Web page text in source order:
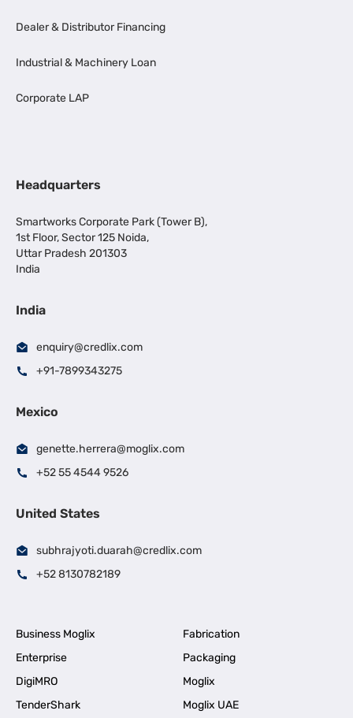
Dealer & Distributor Financing
Industrial & Machinery Loan
Corporate LAP
Headquarters
Smartworks Corporate Park (Tower B),
1st Floor, Sector 125 Noida,
Uttar Pradesh 201303
India
India
enquiry@credlix.com
+91-7899343275
Mexico
genette.herrera@moglix.com
+52 55 4544 9526
United States
subhrajyoti.duarah@credlix.com
+52 8130782189
Business Moglix
Fabrication
Enterprise
Packaging
DigiMRO
Moglix
TenderShark
Moglix UAE